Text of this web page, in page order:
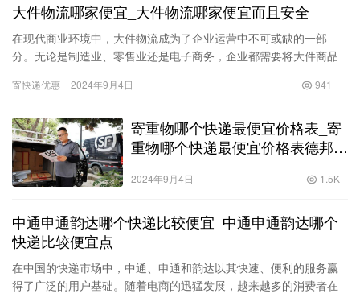
大件物流哪家便宜_大件物流哪家便宜而且安全
在现代商业环境中，大件物流成为了企业运营中不可或缺的一部
分。无论是制造业、零售业还是电子商务，企业都需要将大件商品
成为了一…
寄快递优惠 2024年9月4日 941
寄重物哪个快递最便宜价格表_寄
重物哪个快递最便宜价格表德邦快
2024年9月4日 1.5K
中通申通韵达哪个快递比较便宜_中通申通韵达哪个
快递比较便宜点
在中国的快递市场中，中通、申通和韵达以其快速、便利的服务赢
得了广泛的用户基础。随着电商的迅猛发展，越来越多的消费者在